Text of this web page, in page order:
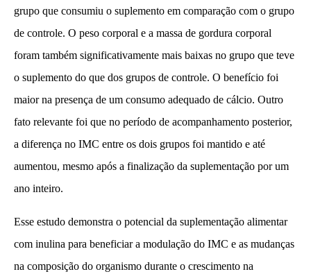
grupo que consumiu o suplemento em comparação com o grupo
de controle. O peso corporal e a massa de gordura corporal
foram também significativamente mais baixas no grupo que teve
o suplemento do que dos grupos de controle. O benefício foi
maior na presença de um consumo adequado de cálcio. Outro
fato relevante foi que no período de acompanhamento posterior,
a diferença no IMC entre os dois grupos foi mantido e até
aumentou, mesmo após a finalização da suplementação por um
ano inteiro.
Esse estudo demonstra o potencial da suplementação alimentar
com inulina para beneficiar a modulação do IMC e as mudanças
na composição do organismo durante o crescimento na